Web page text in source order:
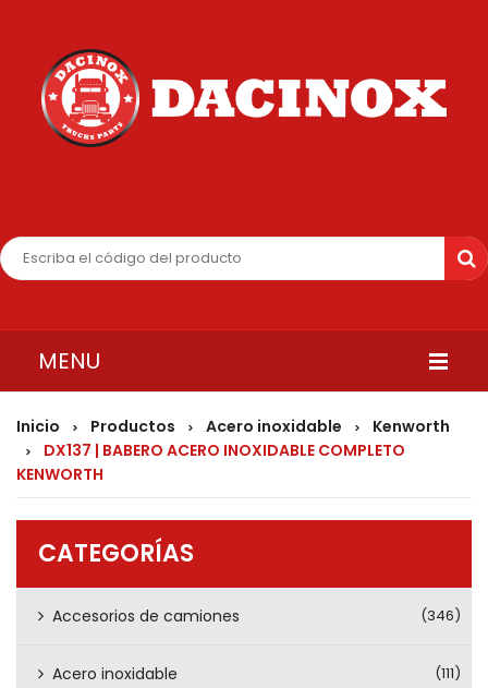
MENU
INICIO
QUIENES SOMOS
PRODUCTOS
CONTÁCTENOS
Inicio > Productos > Acero inoxidable > Kenworth
>
DX137 | BABERO ACERO INOXIDABLE COMPLETO
KENWORTH
CATEGORÍAS
Accesorios de camiones (346)
Acero inoxidable (111)